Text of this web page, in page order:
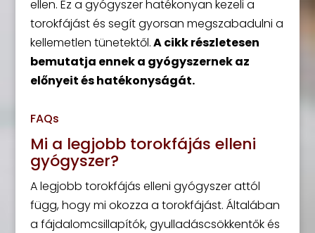
ellen. Ez a gyógyszer hatékonyan kezeli a
torokfájást és segít gyorsan megszabadulni a
kellemetlen tünetektől.A cikk részletesen
bemutatja ennek a gyógyszernek az
előnyeit és hatékonyságát.
FAQs
Mi a legjobb torokfájás elleni
gyógyszer?
A legjobb torokfájás elleni gyógyszer attól
függ, hogy mi okozza a torokfájást. Általában
a fájdalomcsillapítók, gyulladáscsökkentők és